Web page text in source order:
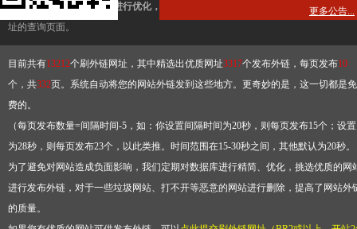
有频繁使用超级外链工具进行优化，才能获得稳定的外链
，最终使搜索引擎收录带
址的查询页面。
目前共有13212个刷外链网址，其中精选出优质网址3317个发布外链，每页发布10
个，共332页。系统自动将您的网站外链发到这些地方。更奇妙的是，这一切都是免
费的。
（每页发布数量=间隔时间-5，如：你设置间隔时间为20秒，则每页发布15个；设置
为28秒，则每页发布23个，以此类推。时间范围在15-30秒之间，其他默认为20秒
为了避免对网站造成负面影响，我们定期对数据库进行精简、优化，挑选优质的网
进行发布外链，对于一些垃圾网站、打不开等恶意的网站进行删除，提高了网站外
的质量。
更多公告...